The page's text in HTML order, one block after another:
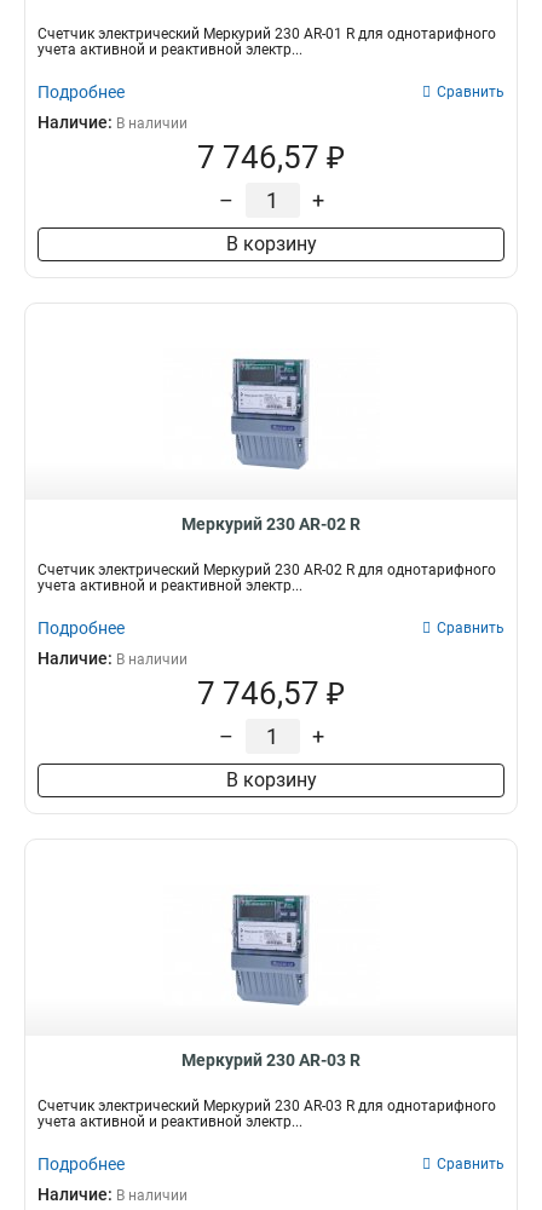
Счетчик электрический Меркурий 230 AR-01 R для однотарифного
учета активной и реактивной электр...
Подробнее Сравнить
Наличие: В наличии
7 746,57 ₽
– +
В корзину
Меркурий 230 AR-02 R
Счетчик электрический Меркурий 230 AR-02 R для однотарифного
учета активной и реактивной электр...
Подробнее Сравнить
Наличие: В наличии
7 746,57 ₽
– +
В корзину
Меркурий 230 AR-03 R
Счетчик электрический Меркурий 230 AR-03 R для однотарифного
учета активной и реактивной электр...
Подробнее Сравнить
Наличие: В наличии